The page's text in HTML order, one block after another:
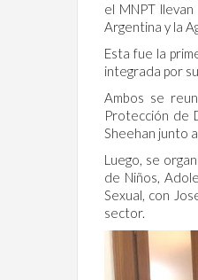
el MNPT
Argentina y la
Esta fue la
integrada por
Ambos se
Protección de
Sheehan junto
Luego, se
de Niños,
Sexual, con
sector.